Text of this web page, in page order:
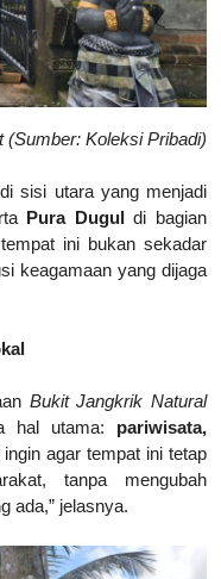
(Sumber: Koleksi Pribadi)
di sisi utara yang menjadi
Pura Duguldi bagian
ini bukan sekadar
keagamaan yang dijaga
Bukit Jangkrik Natural
hal utama: pariwisata,
ingin agar tempat ini tetap
tanpa mengubah
ada,” jelasnya.